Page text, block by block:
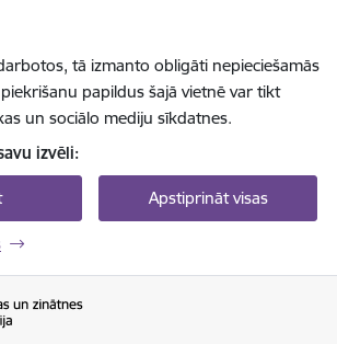
tā izmanto obligāti nepieciešamās
papildus šajā vietnē var tikt
un sociālo mediju sīkdatnes.
izvēli:
Apstiprināt visas